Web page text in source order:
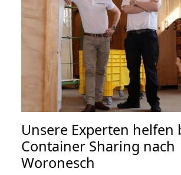
Unsere Experten helfen
Container Sharing nach
Woronesch